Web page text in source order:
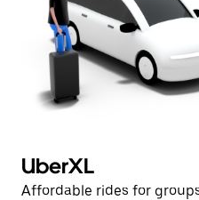
UberXL
Affordable rides for